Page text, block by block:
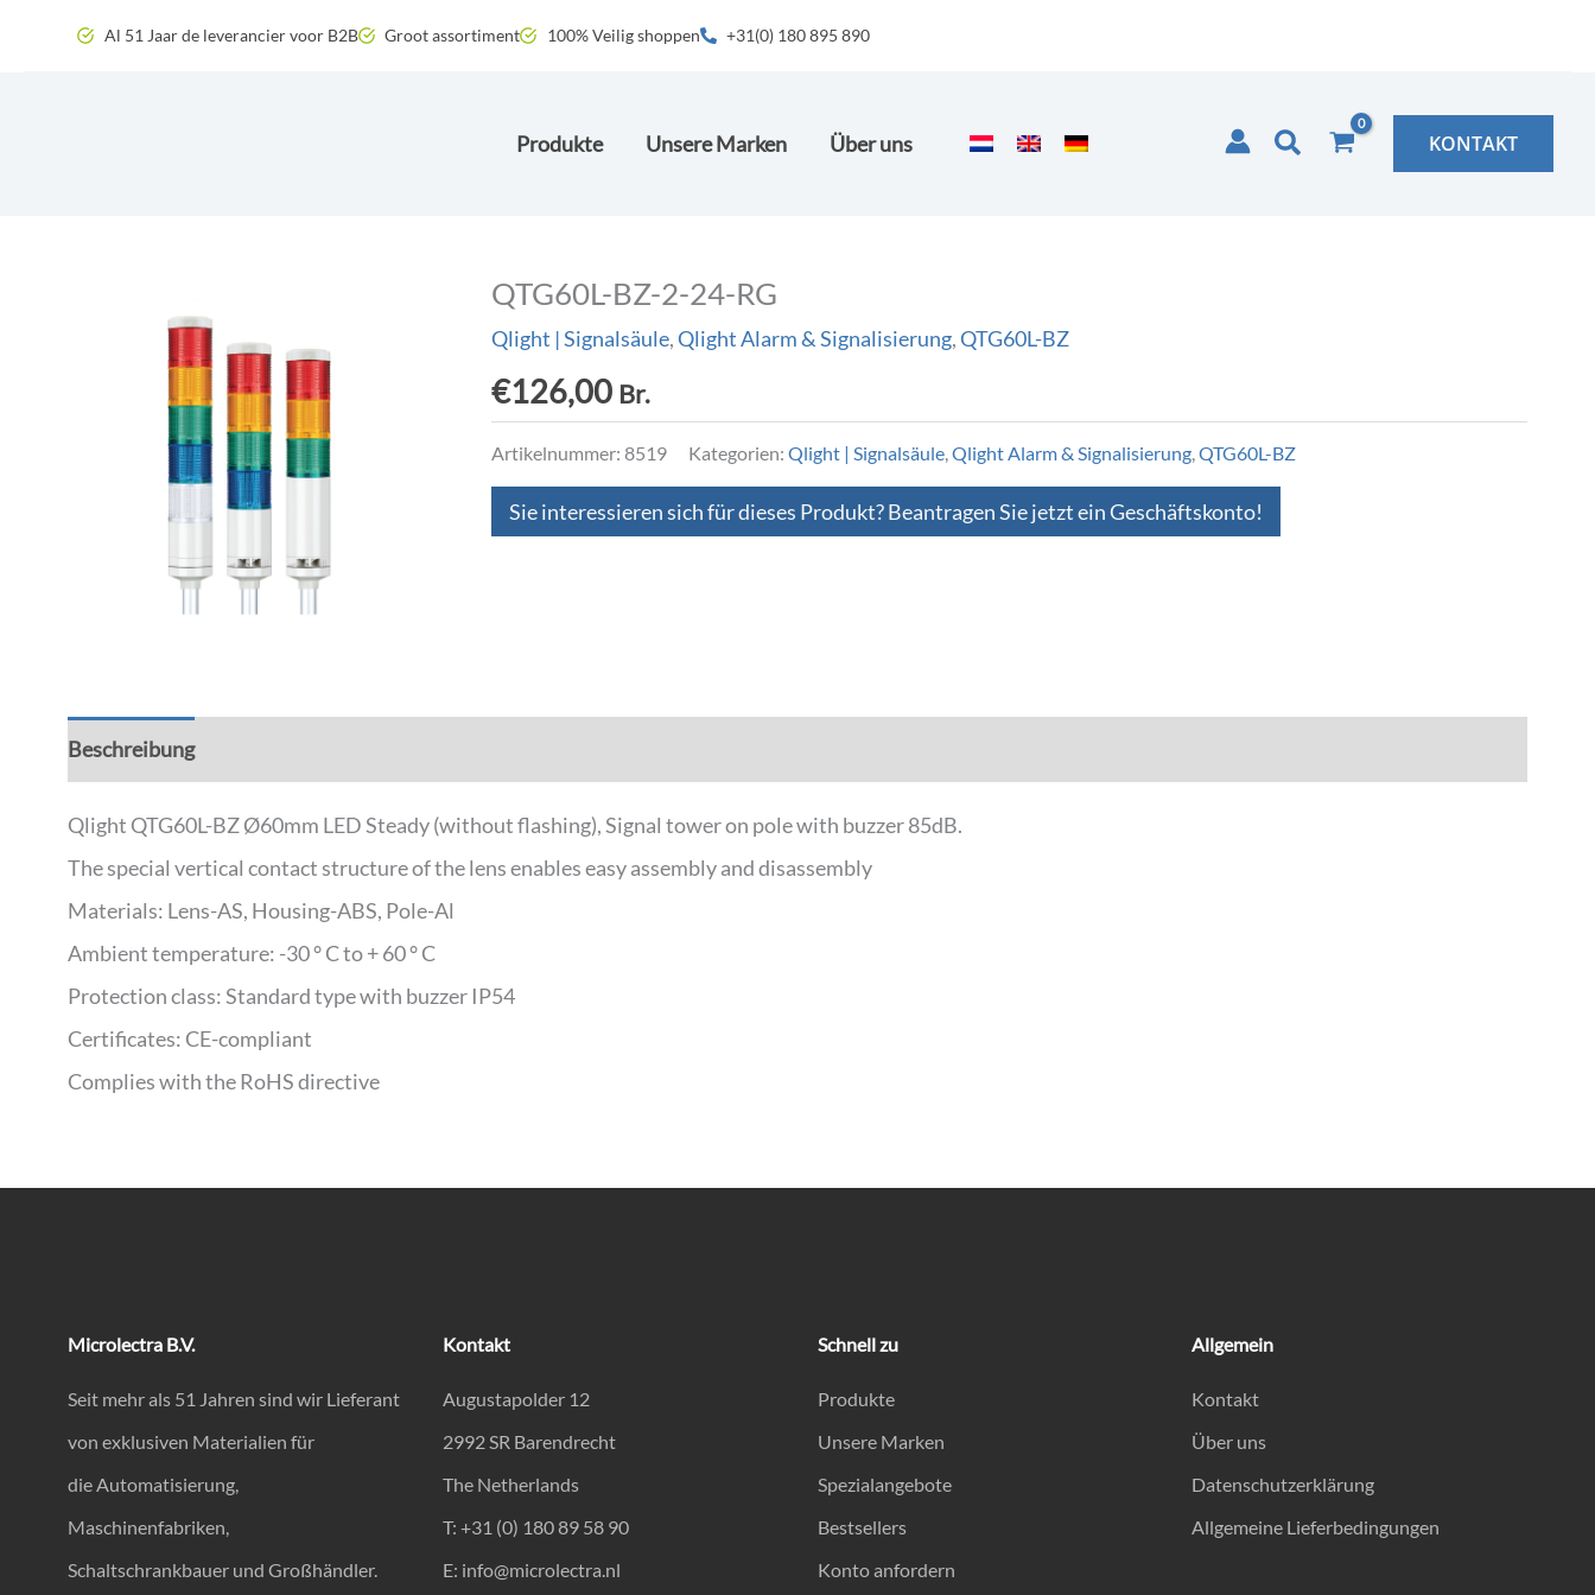
Al 51 Jaar de leverancier voor B2B Groot assortiment 100% Veilig shoppen +31(0) 180 895 890
Produkte Unsere Marken Über uns Suchen KONTAKT
QTG60L-BZ-2-24-RG
Qlight | Signalsäule,Qlight Alarm & Signalisierung,QTG60L-BZ
€126,00 Br.
Artikelnummer: 8519 Kategorien: Qlight | Signalsäule,Qlight Alarm & Signalisierung,QTG60L-BZ
Sie interessieren sich für dieses Produkt? Beantragen Sie jetzt ein Geschäftskonto!
Beschreibung
Qlight QTG60L-BZ Ø60mm LED Steady (without flashing), Signal tower on pole with buzzer 85dB.
The special vertical contact structure of the lens enables easy assembly and disassembly
Materials: Lens-AS, Housing-ABS, Pole-Al
Ambient temperature: -30 ° C to + 60 ° C
Protection class: Standard type with buzzer IP54
Certificates: CE-compliant
Complies with the RoHS directive
Microlectra B.V.
Seit mehr als 51 Jahren sind wir Lieferant
von exklusiven Materialien für
die Automatisierung,
Maschinenfabriken,
Schaltschrankbauer und Großhändler.
Kontakt
Augustapolder 12
2992 SR Barendrecht
The Netherlands
T: +31 (0) 180 89 58 90
E: info@microlectra.nl
Schnell zu
Produkte
Unsere Marken
Spezialangebote
Bestsellers
Konto anfordern
Allgemein
Kontakt
Über uns
Datenschutzerklärung
Allgemeine Lieferbedingungen